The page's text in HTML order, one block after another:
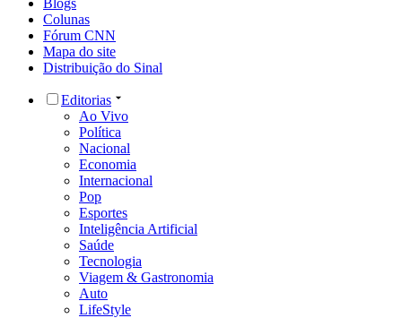
Colunas
Fórum CNN
Mapa do site
Distribuição do Sinal
Editorias
Ao Vivo
Política
Nacional
Economia
Internacional
Pop
Esportes
Inteligência Artificial
Saúde
Tecnologia
Viagem & Gastronomia
Auto
LifeStyle